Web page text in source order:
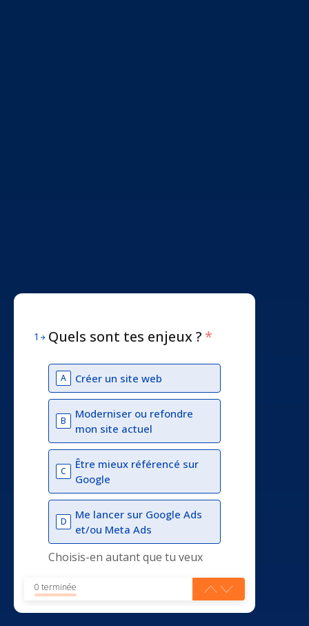
1 Quels sont tes enjeux ? *
A Créer un site web
B
Moderniser ou refondre
mon site actuel
C
Être mieux référencé sur
Google
D
Me lancer sur Google Ads
et/ou Meta Ads
Choisis-en autant que tu veux
0 terminée